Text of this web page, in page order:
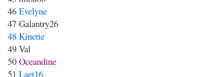
46 Evelyne
47 Galantry26
48 Kinette
49 Val
50 Oceandine
51 Laet16